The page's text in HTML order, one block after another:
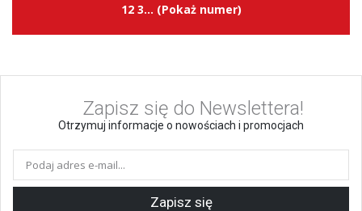
12 3... (Pokaż numer)
Zapisz się do Newslettera!
Otrzymuj informacje o nowościach i promocjach
Zapisz się